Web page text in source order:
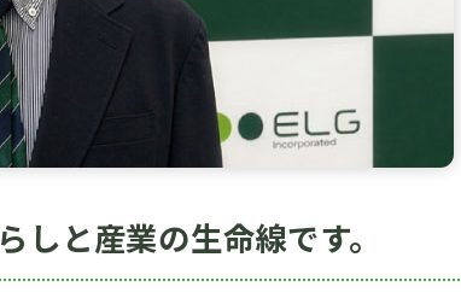
と産業の生命線です。